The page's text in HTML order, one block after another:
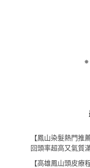
✵
【鳳山染髮熱門推
回頭率超高又氣質
【高雄鳳山頭皮療